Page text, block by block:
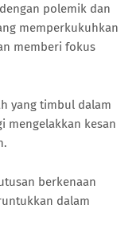
polemik dan
memperkukuhkan
memberi fokus
yang timbul dalam
mengelakkan kesan
berkenaan
dalam